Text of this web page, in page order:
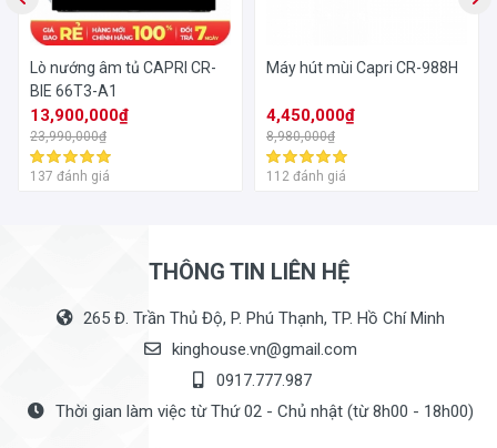
Lò nướng âm tủ CAPRI CR-
BIE 66T3-A1
13,900,000₫
23,990,000₫
137 đánh giá
Máy hút mùi Capri CR-988H
4,450,000₫
8,980,000₫
112 đánh giá
THÔNG TIN LIÊN HỆ
265 Đ. Trần Thủ Độ, P. Phú Thạnh, TP. Hồ Chí Minh
kinghouse.vn@gmail.com
0917.777.987
Thời gian làm việc từ Thứ 02 - Chủ nhật (từ 8h00 - 18h00)